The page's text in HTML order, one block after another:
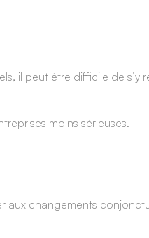
il peut être difficile de s’y
moins sérieuses.
changements